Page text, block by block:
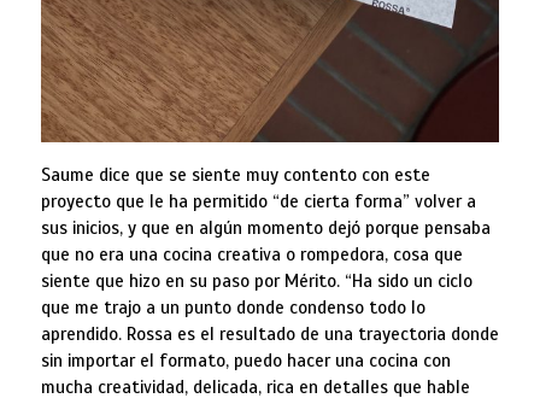
Saume dice que se siente muy contento con este
proyecto que le ha permitido “de cierta forma” volver a
sus inicios, y que en algún momento dejó porque pensaba
que no era una cocina creativa o rompedora, cosa que
siente que hizo en su paso por Mérito. “Ha sido un ciclo
que me trajo a un punto donde condenso todo lo
aprendido. Rossa es el resultado de una trayectoria donde
sin importar el formato, puedo hacer una cocina con
mucha creatividad, delicada, rica en detalles que hable